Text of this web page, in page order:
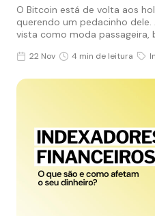
O Bitcoin está de volta aos
querendo um pedacinho
vista como moda passageira,
22 Nov 4 min de leitura